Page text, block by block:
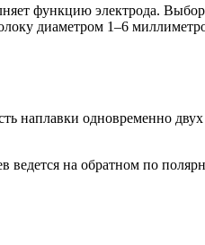
функцию электрода.
диаметром 1–6
наплавки одновременно
ведется на обратном по